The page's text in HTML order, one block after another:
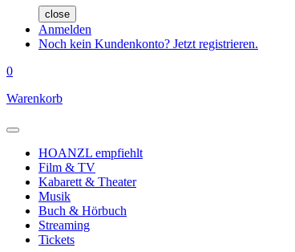
close
Anmelden
Noch kein Kundenkonto? Jetzt registrieren.
0
Warenkorb
HOANZL empfiehlt
Film & TV
Kabarett & Theater
Musik
Buch & Hörbuch
Streaming
Tickets